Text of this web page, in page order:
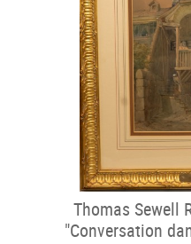
Thomas Sewell
"Conversation